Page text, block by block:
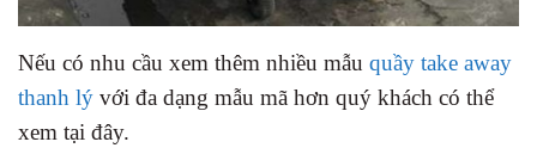
Nếu có nhu cầu xem thêm nhiều mẫu quầy take away
thanh lý với đa dạng mẫu mã hơn quý khách có thể
xem tại đây.